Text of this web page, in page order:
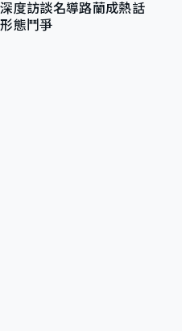
度訪談名導路蘭成熱話
態鬥爭